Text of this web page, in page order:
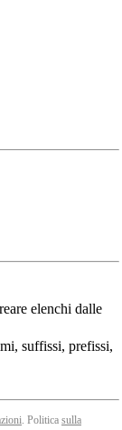
elenchi dalle
suffissi, prefissi,
. Politica sulla